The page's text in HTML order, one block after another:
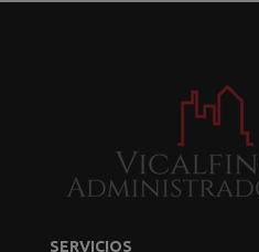
SERVICIOS